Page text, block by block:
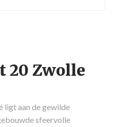
ONDERNEMEN
20 Zwolle
ligt aan de gewilde
sfeervolle